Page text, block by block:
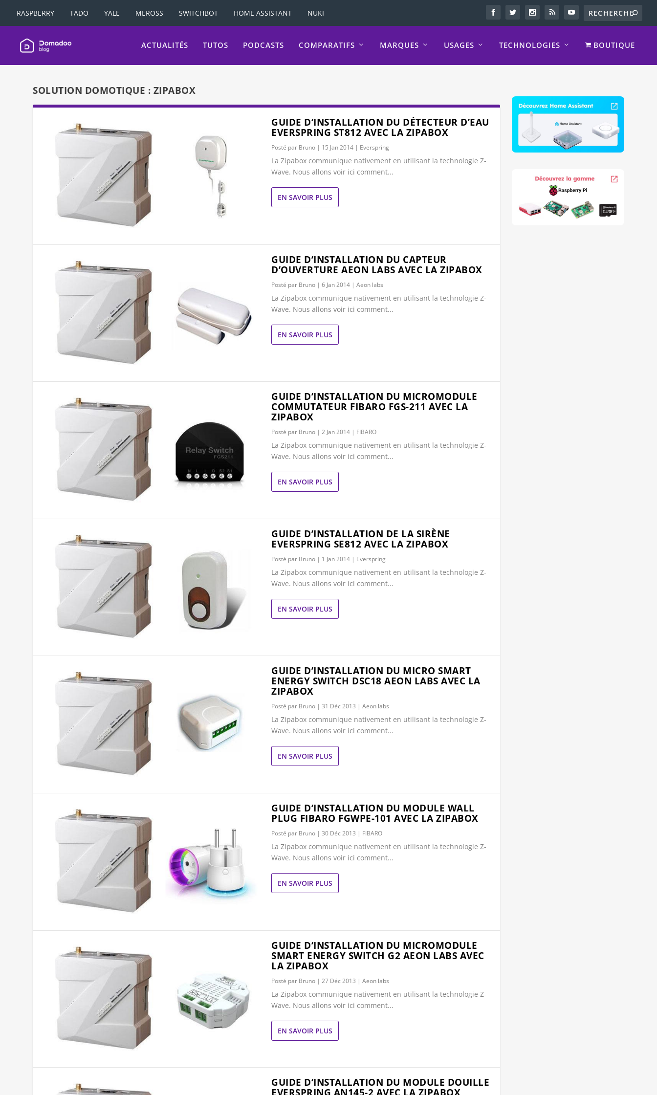
RASPBERRY TADO YALE MEROSS SWITCHBOT HOME ASSISTANT NUKI
ACTUALITÉS TUTOS PODCASTS COMPARATIFS MARQUES USAGES TECHNOLOGIES BOUTIQUE
SOLUTION DOMOTIQUE : ZIPABOX
GUIDE D’INSTALLATION DU DÉTECTEUR D’EAU
EVERSPRING ST812 AVEC LA ZIPABOX
Posté par Bruno | 15 Jan 2014 | Everspring
La Zipabox communique nativement en utilisant la technologie Z-
Wave. Nous allons voir ici comment...
EN SAVOIR PLUS
GUIDE D’INSTALLATION DU CAPTEUR
D’OUVERTURE AEON LABS AVEC LA ZIPABOX
Posté par Bruno |6 Jan 2014 |Aeon labs
La Zipabox communique nativement en utilisant la technologie Z-
Wave. Nous allons voir ici comment...
EN SAVOIR PLUS
GUIDE D’INSTALLATION DU MICROMODULE
COMMUTATEUR FIBARO FGS-211 AVEC LA
ZIPABOX
Posté par Bruno |2 Jan 2014 | FIBARO
La Zipabox communique nativement en utilisant la technologie Z-
Wave. Nous allons voir ici comment...
EN SAVOIR PLUS
GUIDE D’INSTALLATION DE LA SIRÈNE
EVERSPRING SE812 AVEC LA ZIPABOX
Posté par Bruno | 1 Jan 2014 | Everspring
La Zipabox communique nativement en utilisant la technologie Z-
Wave. Nous allons voir ici comment...
EN SAVOIR PLUS
GUIDE D’INSTALLATION DU MICRO SMART
ENERGY SWITCH DSC18 AEON LABS AVEC LA
ZIPABOX
Posté par Bruno |31 Déc 2013 |Aeon labs
La Zipabox communique nativement en utilisant la technologie Z-
Wave. Nous allons voir ici comment...
EN SAVOIR PLUS
GUIDE D’INSTALLATION DU MODULE WALL
PLUG FIBARO FGWPE-101 AVEC LA ZIPABOX
Posté par Bruno |30 Déc 2013 | FIBARO
La Zipabox communique nativement en utilisant la technologie Z-
Wave. Nous allons voir ici comment...
EN SAVOIR PLUS
GUIDE D’INSTALLATION DU MICROMODULE
SMART ENERGY SWITCH G2 AEON LABS AVEC
LA ZIPABOX
Posté par Bruno |27 Déc 2013 |Aeon labs
La Zipabox communique nativement en utilisant la technologie Z-
Wave. Nous allons voir ici comment...
EN SAVOIR PLUS
GUIDE D’INSTALLATION DU MODULE DOUILLE